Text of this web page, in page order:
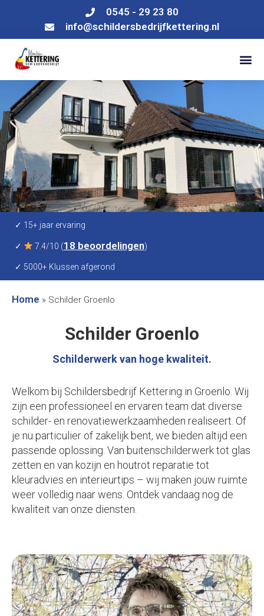
0545 - 29 23 80
info@schildersbedrijfkettering.nl
✓ 15+ jaar ervaring
✓ 7.4/10 (18 beoordelingen)
✓ 5000+ Klussen afgerond
Home » Schilder Groenlo
Schilder Groenlo
Schilderwerk van hoge kwaliteit.
Welkom bij Schildersbedrijf Kettering in Groenlo. Wij
zijn een professioneel en ervaren team dat diverse
schilder- en renovatiewerkzaamheden realiseert. Of
je nu particulier of zakelijk bent, we bieden altijd een
passende oplossing. Van buitenschilderwerk tot glas
zetten en van kozijn en houtrot reparatie tot
kleuradvies en interieurtips – wij maken jouw ruimte
weer volledig naar wens. Ontdek vandaag nog de
kwaliteit van onze diensten.